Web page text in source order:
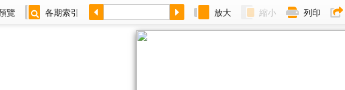
覽 各期索引 放大 縮小 列印